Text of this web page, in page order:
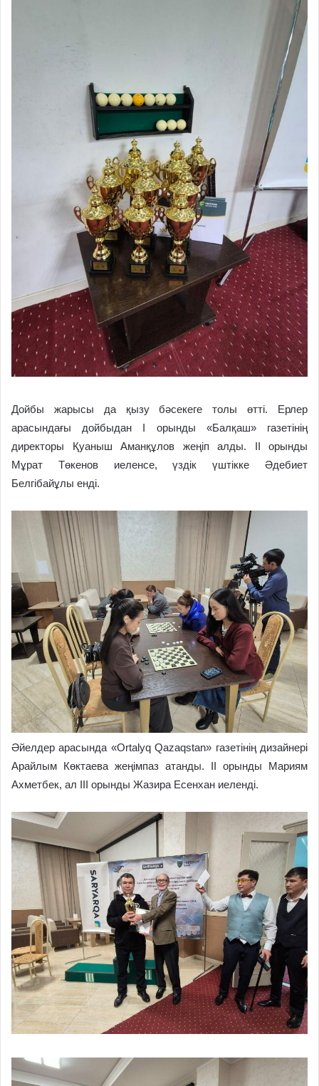
Дойбы жарысы да қызу бәсекеге толы өтті. Ерлер
арасындағы дойбыдан І орынды «Балқаш» газетінің
директоры Қуаныш Аманқұлов жеңіп алды. ІІ орынды
Мұрат Төкенов иеленсе, үздік үштікке Әдебиет
Белгібайұлы енді.
Әйелдер арасында «Ortalyq Qazaqstan» газетінің дизайнері
Арайлым Көктаева жеңімпаз атанды. ІІ орынды Мариям
Ахметбек, ал ІІІ орынды Жазира Есенхан иеленді.